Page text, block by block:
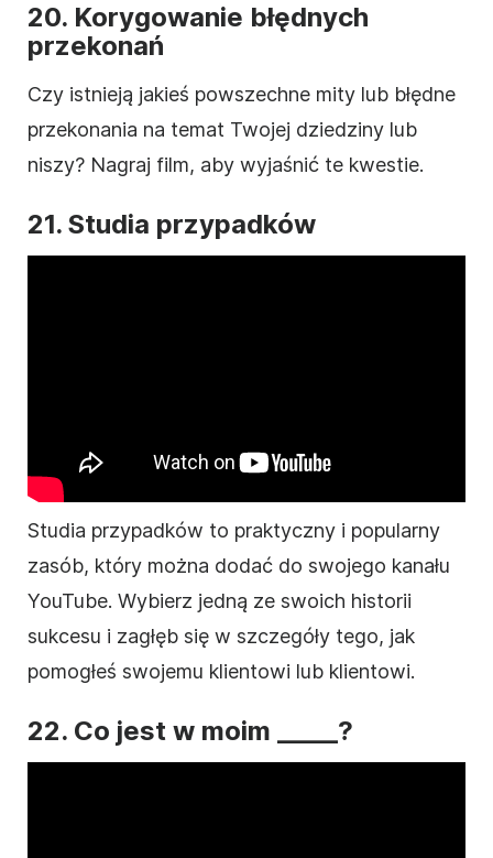
20. Korygowanie błędnych
przekonań
Czy istnieją jakieś powszechne mity lub błędne
przekonania na temat Twojej dziedziny lub
niszy? Nagraj film, aby wyjaśnić te kwestie.
21. Studia przypadków
Studia przypadków to praktyczny i popularny
zasób, który można dodać do swojego kanału
YouTube. Wybierz jedną ze swoich historii
sukcesu i zagłęb się w szczegóły tego, jak
pomogłeś swojemu klientowi lub klientowi.
22. Co jest w moim _____?